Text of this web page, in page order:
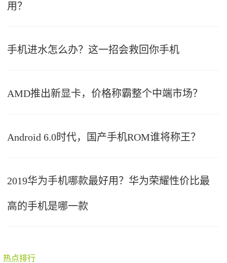
用？
手机进水怎么办？这一招会救回你手机
AMD推出新显卡，价格称霸整个中端市场？
Android 6.0时代，国产手机ROM谁将称王？
2019华为手机哪款最好用？华为荣耀性价比最
高的手机是哪一款
热点排行